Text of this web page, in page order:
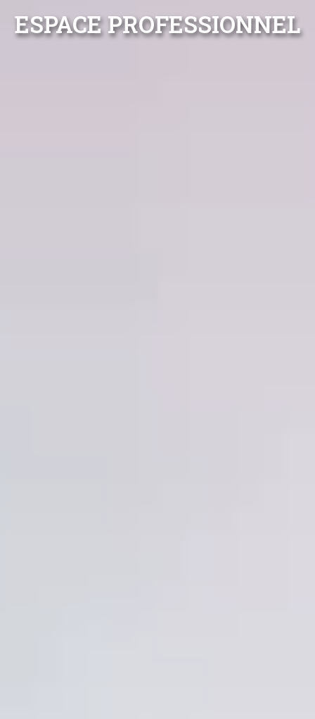
ESPACE PROFESSIONNEL